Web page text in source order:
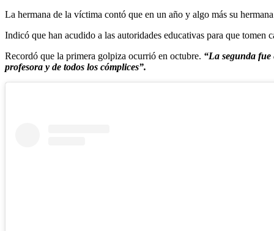
La hermana de la víctima contó que en un año y algo más su
Indicó que han acudido a las autoridades educativas para que tomen
Recordó que la primera golpiza ocurrió en octubre. “La segunda fue
profesora y de todos los cómplices”.